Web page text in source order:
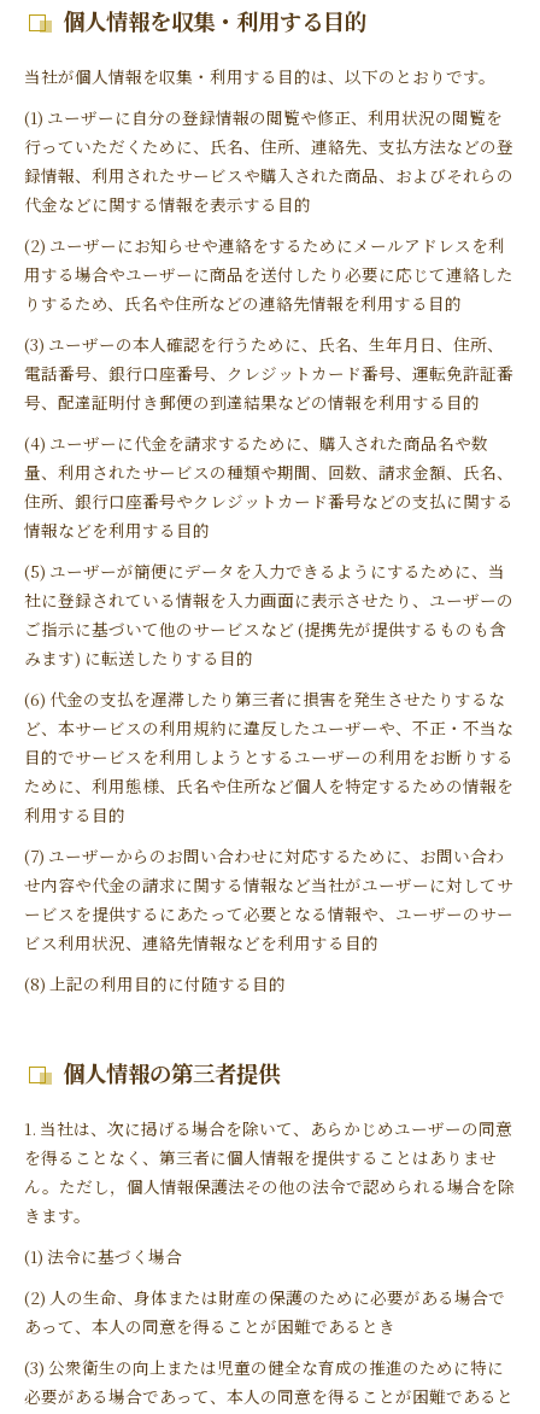
個人情報を収集・利用する目的
当社が個人情報を収集・利用する目的は、以下のとおりです。
(1) ユーザーに自分の登録情報の閲覧や修正、利用状況の閲覧を
行っていただくために、氏名、住所、連絡先、支払方法などの登
録情報、利用されたサービスや購入された商品、およびそれらの
代金などに関する情報を表示する目的
(2) ユーザーにお知らせや連絡をするためにメールアドレスを利
用する場合やユーザーに商品を送付したり必要に応じて連絡した
りするため、氏名や住所などの連絡先情報を利用する目的
(3) ユーザーの本人確認を行うために、氏名、生年月日、住所、
電話番号、銀行口座番号、クレジットカード番号、運転免許証番
号、配達証明付き郵便の到達結果などの情報を利用する目的
(4) ユーザーに代金を請求するために、購入された商品名や数
量、利用されたサービスの種類や期間、回数、請求金額、氏名、
住所、銀行口座番号やクレジットカード番号などの支払に関する
情報などを利用する目的
(5) ユーザーが簡便にデータを入力できるようにするために、当
社に登録されている情報を入力画面に表示させたり、ユーザーの
ご指示に基づいて他のサービスなど (提携先が提供するものも含
みます) に転送したりする目的
(6) 代金の支払を遅滞したり第三者に損害を発生させたりするな
ど、本サービスの利用規約に違反したユーザーや、不正・不当な
目的でサービスを利用しようとするユーザーの利用をお断りする
ために、利用態様、氏名や住所など個人を特定するための情報を
利用する目的
(7) ユーザーからのお問い合わせに対応するために、お問い合わ
せ内容や代金の請求に関する情報など当社がユーザーに対してサ
ービスを提供するにあたって必要となる情報や、ユーザーのサー
ビス利用状況、連絡先情報などを利用する目的
(8) 上記の利用目的に付随する目的
個人情報の第三者提供
1. 当社は、次に掲げる場合を除いて、あらかじめユーザーの同意
を得ることなく、第三者に個人情報を提供することはありませ
ん。ただし，個人情報保護法その他の法令で認められる場合を除
きます。
(1) 法令に基づく場合
(2) 人の生命、身体または財産の保護のために必要がある場合で
あって、本人の同意を得ることが困難であるとき
(3) 公衆衛生の向上または児童の健全な育成の推進のために特に
必要がある場合であって、本人の同意を得ることが困難であると